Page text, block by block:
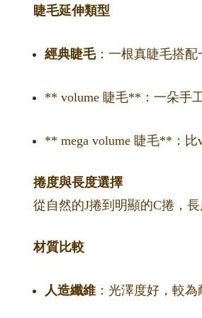
睫毛延伸類型
經典睫毛：一根真睫毛搭
** volume 睫毛**：一朵手
** mega volume 睫毛**：
捲度與長度選擇
從自然的J捲到明顯的C捲，
材質比較
人造纖維 ：光澤度好，較為